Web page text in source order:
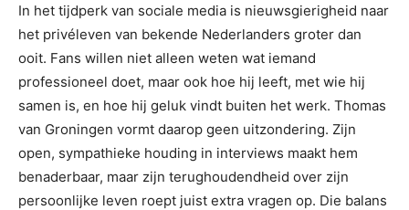
In het tijdperk van sociale media is nieuwsgierigheid naar
het privéleven van bekende Nederlanders groter dan
ooit. Fans willen niet alleen weten wat iemand
professioneel doet, maar ook hoe hij leeft, met wie hij
samen is, en hoe hij geluk vindt buiten het werk. Thomas
van Groningen vormt daarop geen uitzondering. Zijn
open, sympathieke houding in interviews maakt hem
benaderbaar, maar zijn terughoudendheid over zijn
persoonlijke leven roept juist extra vragen op. Die balans